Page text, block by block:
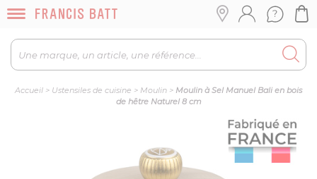
Accueil > Ustensiles de cuisine > Moulin > Moulin à Sel Manuel Bali en bois
de hêtre Naturel 8 cm